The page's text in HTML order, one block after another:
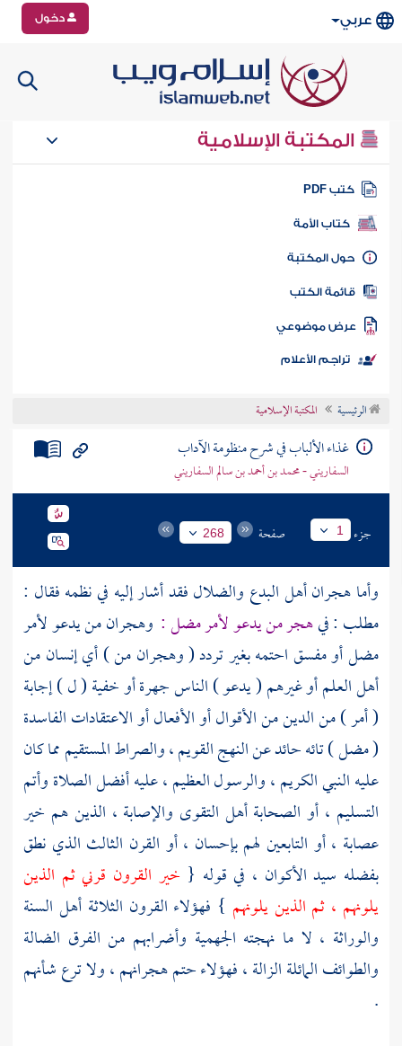
عربي دخول
المكتبة الإسلامية
كتب PDF
كتاب الأمة
المكتبة
الكتب
موضوعي
تراجم الأعلام
الرئيسية المكتبة الإسلامية
غذاء الألباب في شرح منظومة الآداب
السفاريني - محمد بن أحمد بن سالم السفاريني
جزء 1 صفحة 268
وأما هجران أهل البدع والضلال فقد أشار إليه في نظمه فقال :
مطلب : فيهجر من يدعو لأمر مضل : وهجران من يدعو لأمر
مضل أو مفسق احتمه بغير تردد ( وهجران من ) أي إنسان من
أهل العلم أو غيرهم ( يدعو ) الناس جهرة أو خفية ( ل ) إجابة
( أمر ) من الدين من الأقوال أو الأفعال أو الاعتقادات الفاسدة
( مضل ) تائه حائد عن النهج القويم ، والصراط المستقيم مما كان
عليه النبي الكريم ، والرسول العظيم ، عليه أفضل الصلاة وأتم
التسليم ، أو الصحابة أهل التقوى والإصابة ، الذين هم خير
عصابة ، أو التابعين لهم بإحسان ، أو القرن الثالث الذي نطق
بفضله سيد الأكوان ، في قوله { خير القرون قرني ثم الذين
يلونهم ، ثم الذين يلونهم } فهؤلاء القرون الثلاثة أهل السنة
والوراثة ، لا ما نهجته الجهمية وأضرابهم من الفرق الضالة
والطوائف المائلة الزالة ، فهؤلاء حتم هجرانهم ، ولا ترع شأنهم
.